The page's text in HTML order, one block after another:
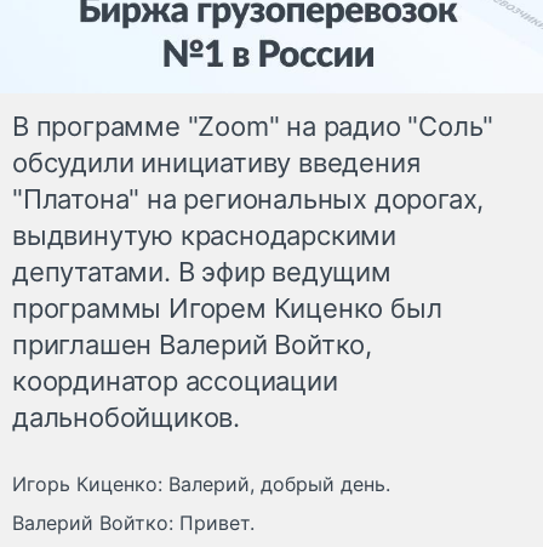
В программе "Zoom" на радио "Соль"
обсудили инициативу введения
"Платона" на региональных дорогах,
выдвинутую краснодарскими
депутатами. В эфир ведущим
программы Игорем Киценко был
приглашен Валерий Войтко,
координатор ассоциации
дальнобойщиков.
Игорь Киценко: Валерий, добрый день.
Валерий Войтко: Привет.